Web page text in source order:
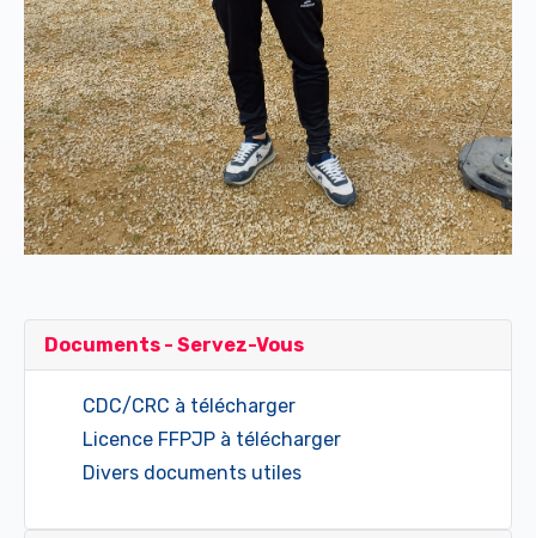
Documents - Servez-Vous
CDC/CRC à télécharger
Licence FFPJP à télécharger
Divers documents utiles